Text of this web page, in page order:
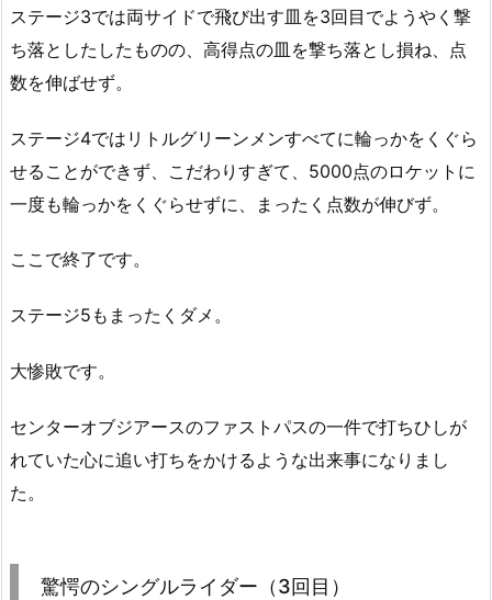
ステージ3では両サイドで飛び出す皿を3回目でようやく撃
ち落としたしたものの、高得点の皿を撃ち落とし損ね、点
数を伸ばせず。
ステージ4ではリトルグリーンメンすべてに輪っかをくぐら
せることができず、こだわりすぎて、5000点のロケットに
一度も輪っかをくぐらせずに、まったく点数が伸びず。
ここで終了です。
ステージ5もまったくダメ。
大惨敗です。
センターオブジアースのファストパスの一件で打ちひしが
れていた心に追い打ちをかけるような出来事になりまし
た。
驚愕のシングルライダー（3回目）